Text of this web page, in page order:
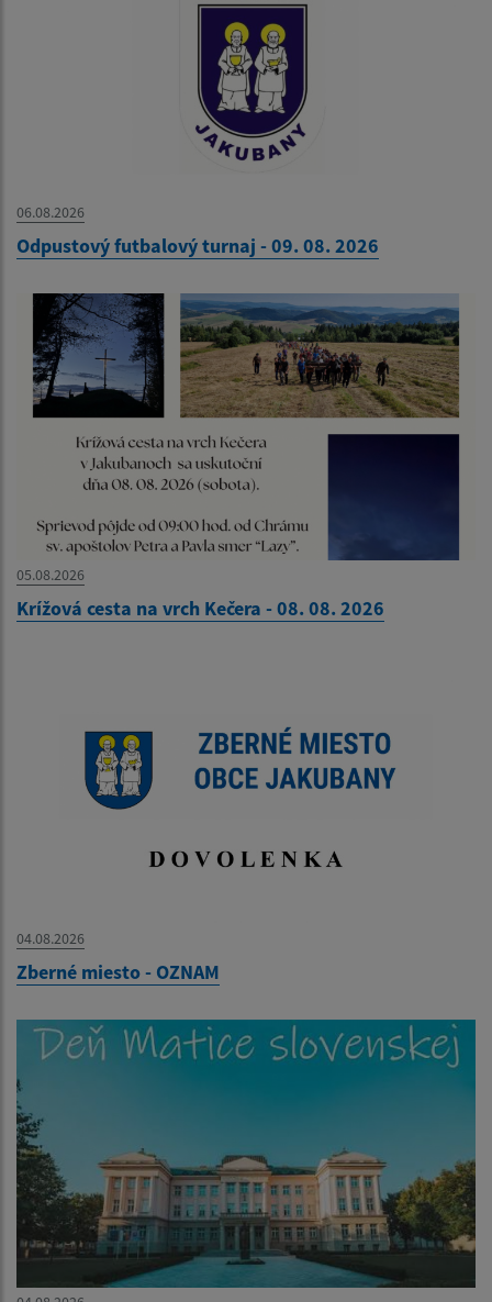
06.08.2026
Odpustový futbalový turnaj - 09. 08. 2026
05.08.2026
Krížová cesta na vrch Kečera - 08. 08. 2026
04.08.2026
Zberné miesto - OZNAM